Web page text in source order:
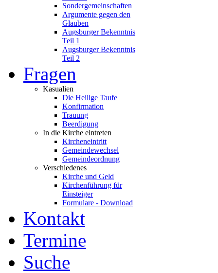
Sondergemeinschaften
Argumente gegen den
Glauben
Augsburger Bekenntnis
Teil 1
Augsburger Bekenntnis
Teil 2
Fragen
Kasualien
Die Heilige Taufe
Konfirmation
Trauung
Beerdigung
In die Kirche eintreten
Kircheneintritt
Gemeindewechsel
Gemeindeordnung
Verschiedenes
Kirche und Geld
Kirchenführung für
Einsteiger
Formulare - Download
Kontakt
Termine
Suche